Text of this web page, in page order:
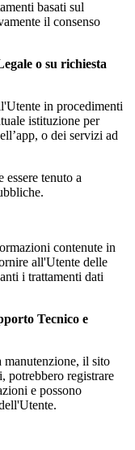
basati sul
il consenso
o su richiesta
in procedimenti
istituzione per
o dei servizi ad
tenuto a
contenute in
all'Utente delle
i trattamenti dati
Tecnico e
manutenzione, il sito
potrebbero registrare
e possono